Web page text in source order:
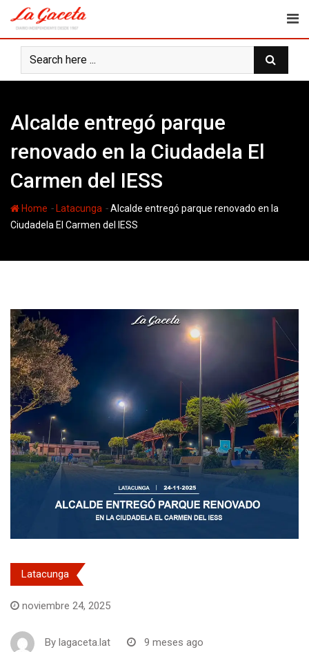
content
Alcalde entregó parque
renovado en la Ciudadela El
Carmen del IESS
Home - Latacunga -Alcalde entregó parque renovado en la
Ciudadela El Carmen del IESS
Latacunga
noviembre 24, 2025
By lagaceta.lat 9 meses ago